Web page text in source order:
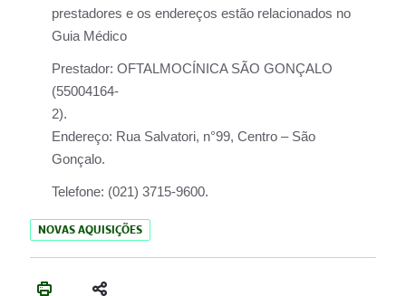
prestadores e os endereços estão relacionados no
Guia Médico
Prestador: OFTALMOCÍNICA SÃO GONÇALO
(55004164-
2).
Endereço: Rua Salvatori, n°99, Centro – São
Gonçalo.
Telefone: (021) 3715-9600.
NOVAS AQUISIÇÕES